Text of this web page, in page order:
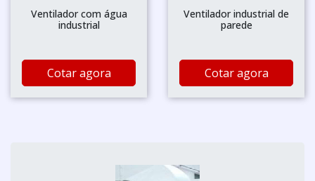
Ventilador com água
industrial
Cotar agora
Ventilador industrial de
parede
Cotar agora